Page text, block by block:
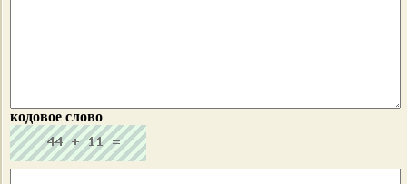
кодовое слово